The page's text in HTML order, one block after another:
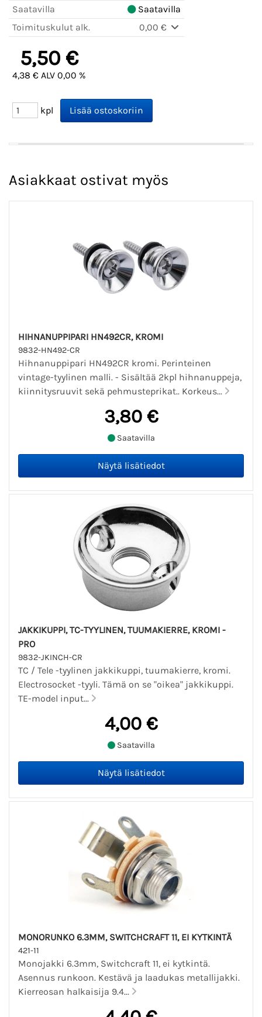
Saatavilla
Saatavilla
Toimituskulut alk.
0,00 €
5,50 €
4,38 € ALV 0,00 %
kpl
Asiakkaat ostivat myös
HIHNANUPPIPARI HN492CR, KROMI
9832-HN492-CR
Hihnanuppipari HN492CR kromi. Perinteinen
vintage-tyylinen malli. - Sisältää 2kpl hihnanuppeja,
kiinnitysruuvit sekä pehmusteprikat.. Korkeus...
3,80 €
Saatavilla
JAKKIKUPPI, TC-TYYLINEN, TUUMAKIERRE, KROMI -
PRO
9832-JKINCH-CR
TC / Tele -tyylinen jakkikuppi, tuumakierre, kromi.
Electrosocket -tyyli. Tämä on se "oikea" jakkikuppi.
TE-model input...
4,00 €
Saatavilla
MONORUNKO 6.3MM, SWITCHCRAFT 11, EI KYTKINTÄ
421-11
Monojakki 6.3mm, Switchcraft 11, ei kytkintä.
Asennus runkoon. Kestävä ja laadukas metallijakki.
Kierreosan halkaisija 9.4...